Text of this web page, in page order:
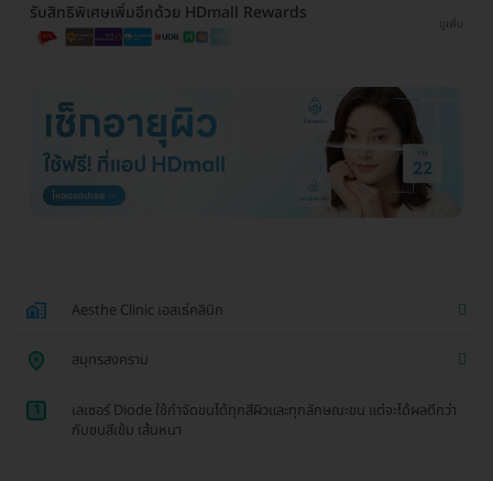
รับสิทธิพิเศษเพิ่มอีกด้วย HDmall Rewards
ดูเพิ่ม
Aesthe Clinic เอสเธ่คลินิก
สมุทรสงคราม
1
เลเซอร์ Diode ใช้กำจัดขนได้ทุกสีผิวและทุกลักษณะขน แต่จะได้ผลดีกว่า
กับขนสีเข้ม เส้นหนา